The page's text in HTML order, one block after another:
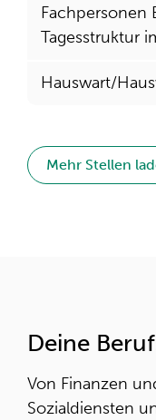
Fachpersonen
Tagesstruktur
Hauswart/
Mehr Stellen
Deine
Von Finanzen
Sozialdiensten